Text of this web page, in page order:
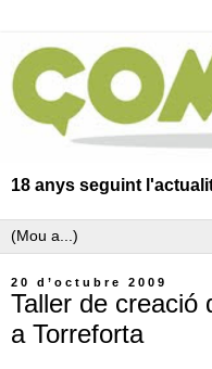
18 anys seguint
20 d’octubre 2009
Taller de creació
a Torreforta